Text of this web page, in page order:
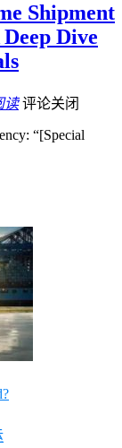
Shipment
Dive
读 评论关闭
“[Special